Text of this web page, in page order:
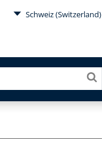
Schweiz (Switzerland)